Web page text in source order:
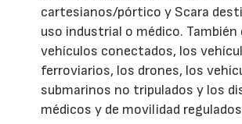
cartesianos/pórtico y Scara
uso industrial o médico. También
vehículos conectados, los
ferroviarios, los drones, los
submarinos no tripulados y los
médicos y de movilidad